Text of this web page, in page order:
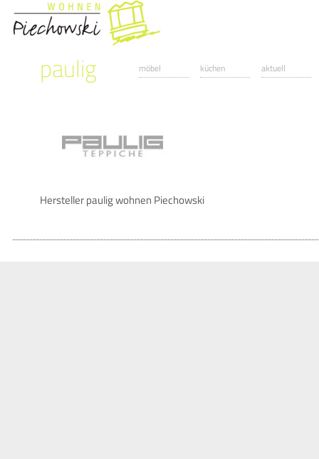
möbel küchen aktuell
paulig
Hersteller paulig wohnen Piechowski